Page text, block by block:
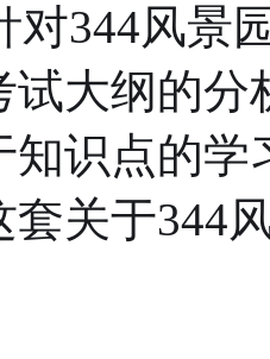
对344风景
试大纲的分
知识点的学
套关于344